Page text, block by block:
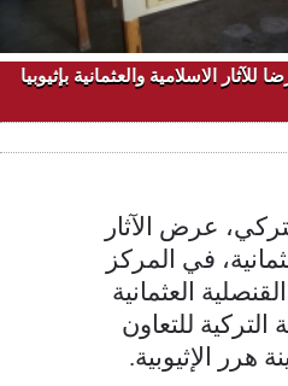
الاسلامية والعثمانية بإثيوبيا
عرض الآثار
في المركز
العثمانية
للتعاون
هرر الإثيوبية.